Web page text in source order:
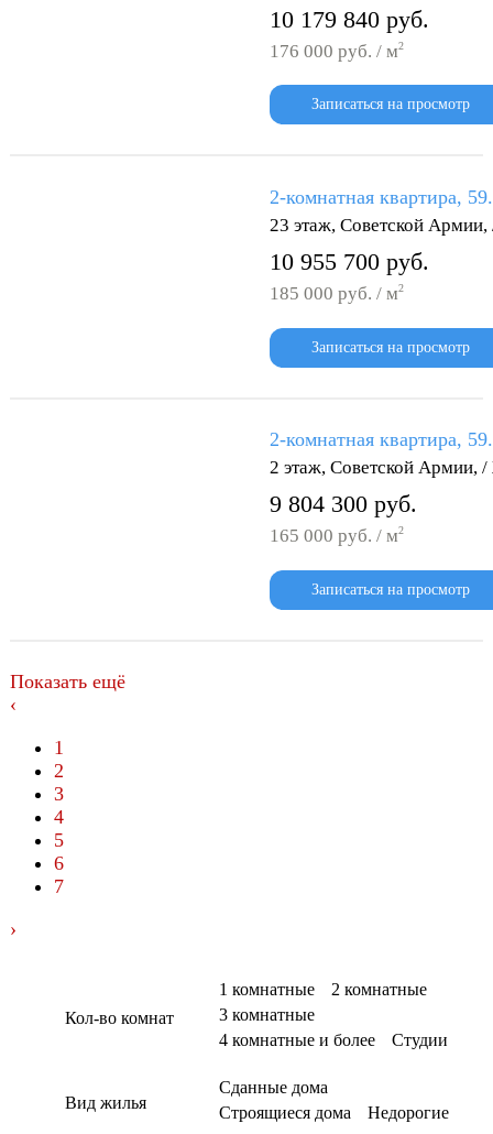
10 179 840 руб.
176 000 руб. / м2
Записаться на просмотр
2-комнатная квартира,
23 этаж, Советской
10 955 700 руб.
185 000 руб. / м2
Записаться на просмотр
2-комнатная квартира,
2 этаж, Советской Армии,
9 804 300 руб.
165 000 руб. / м2
Записаться на просмотр
Показать ещё
‹
1
2
3
4
5
6
7
›
Кол-во комнат
1 комнатные
2 комнатные
3 комнатные
4 комнатные и более
Студии
Вид жилья
Сданные дома
Строящиеся дома
Недорогие